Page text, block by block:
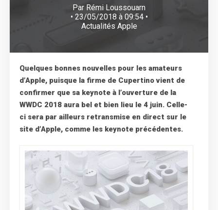
Par Rémi Loussouarn
• 23/05/2018 à 09:54 •
Actualités Apple
Quelques bonnes nouvelles pour les amateurs
d’Apple, puisque la firme de Cupertino vient de
confirmer que sa keynote à l’ouverture de la
WWDC 2018 aura bel et bien lieu le 4 juin. Celle-
ci sera par ailleurs retransmise en direct sur le
site d’Apple, comme les keynote précédentes.